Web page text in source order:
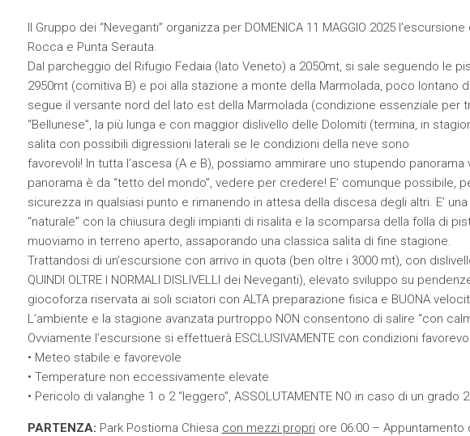
Il Gruppo dei “Neveganti” organizza per DOMENICA 11 MAGGIO 2025
Rocca e Punta Serauta.
Dal parcheggio del Rifugio Fedaia (lato Veneto) a 2050mt, si sale seguendo le
2950mt (comitiva B) e poi alla stazione a monte della Marmolada, poco lontano
segue il versante nord del lato est della Marmolada (condizione essenziale per
“Bellunese”, la più lunga e con maggior dislivello delle Dolomiti (termina, in
salita con possibili digressioni laterali se le condizioni della neve sono
favorevoli! In tutta l’ascesa (A e B), possiamo ammirare uno stupendo
panorama è da “tetto del mondo”, vedere per credere! E’ comunque possibile,
sicurezza in qualsiasi punto e rimanendo in attesa della discesa degli altri. E’
“naturale” con la chiusura degli impianti di risalita e la scomparsa della folla di
muoviamo in terreno aperto, assaporando una classica salita di fine stagione.
Trattandosi di un’escursione con arrivo in quota (ben oltre i 3000 mt), con
QUINDI OLTRE I NORMALI DISLIVELLI dei Neveganti), elevato sviluppo su
giocoforza riservata ai soli sciatori con ALTA preparazione fisica e BUONA
L’ambiente e la stagione avanzata purtroppo NON consentono di salire “con
Ovviamente l’escursione si effettuerà ESCLUSIVAMENTE con condizioni
• Meteo stabile e favorevole
• Temperature non eccessivamente elevate
• Pericolo di valanghe 1 o 2 “leggero”, ASSOLUTAMENTE NO in caso di un
PARTENZA: Park Postioma Chiesa con mezzi propri ore 06:00 – Appuntamento